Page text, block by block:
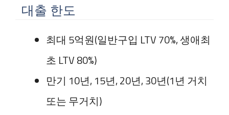
대출 한도
최대 5억원(일반구입 LTV 70%, 생애최
초 LTV 80%)
만기 10년, 15년, 20년, 30년(1년 거치
또는 무거치)